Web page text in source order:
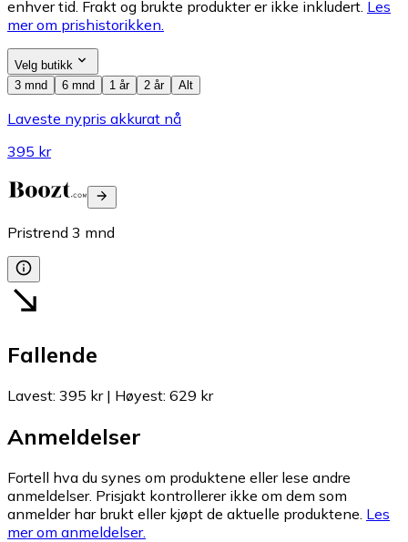
enhver tid. Frakt og brukte produkter er ikke inkludert. Les
mer om prishistorikken.
Velg butikk
3 mnd
6 mnd 1 år 2 år Alt
Laveste nypris akkurat nå
395 kr
Pristrend 3 mnd
Fallende
Lavest: 395 kr| Høyest: 629 kr
Anmeldelser
Fortell hva du synes om produktene eller lese andre
anmeldelser. Prisjakt kontrollerer ikke om dem som
anmelder har brukt eller kjøpt de aktuelle produktene. Les
mer om anmeldelser.